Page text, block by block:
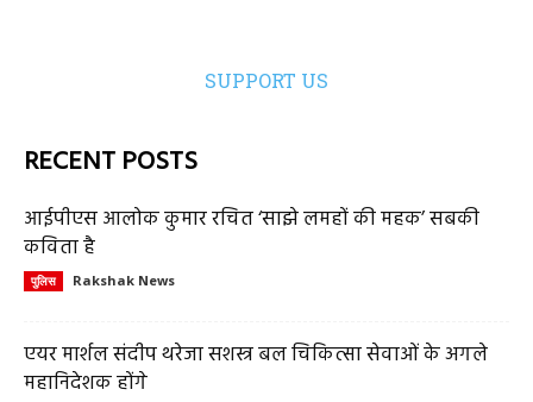
SUPPORT US
RECENT POSTS
आईपीएस आलोक कुमार रचित ‘साझे लमहों की महक’ सबकी
कविता है
पुलिस Rakshak News
एयर मार्शल संदीप थरेजा सशस्त्र बल चिकित्सा सेवाओं के अगले
महानिदेशक होंगे